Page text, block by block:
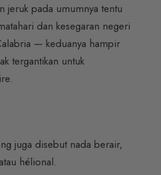
jeruk pada umumnya tentu
dan kesegaran negeri
— keduanya hampir
tergantikan untuk
juga disebut nada berair,
hélional.